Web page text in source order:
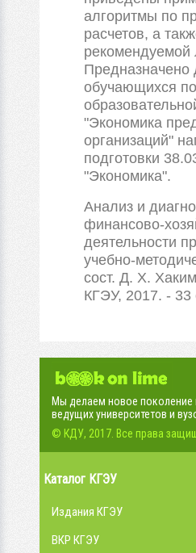
алгоритмы по
расчетов, а
рекомендуемой
Предназначено
обучающихся по
"Экономика
организаций"
подготовки
"Экономика".
Анализ и
финансово-
деятельности
учебно-
сост. Д. Х.
КГЭУ, 2017. - 33
Мы делаем новое поколение
ведущих университетов и
© КДУ, 2017. Все права
Каталог КГЭУ
Издания КГЭУ
ВКР КГЭУ